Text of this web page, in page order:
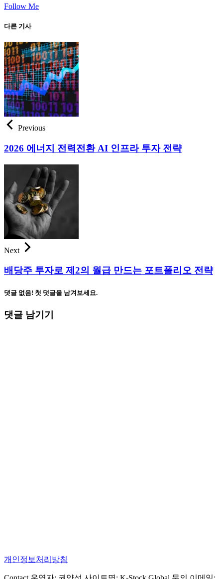
Follow Me
다른 기사
Previous
2026 에너지 전력전환 AI 인프라 투자 전략
Next
배당주 투자로 제2의 월급 만드는 포트폴리오 전략
댓글 없음! 첫 댓글을 남겨보세요.
댓글 남기기
개인정보처리방침